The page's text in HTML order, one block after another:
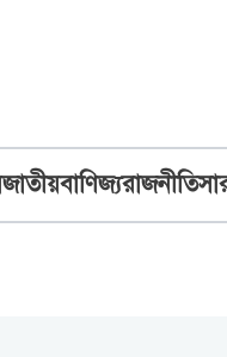
জাতীয়বাণিজ্যরাজনীতি